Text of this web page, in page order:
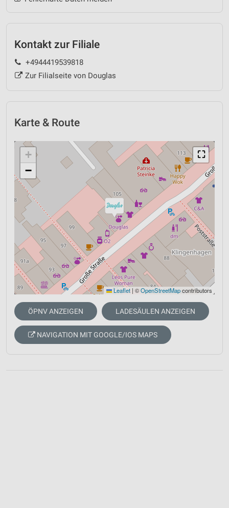
Kontakt zur Filiale
+4944419539818
Zur Filialseite von Douglas
Karte & Route
⛶
+
−
Leaflet | ©OpenStreetMapcontributors
ÖPNV ANZEIGEN LADESÄULEN ANZEIGEN
NAVIGATION MIT GOOGLE/IOS MAPS